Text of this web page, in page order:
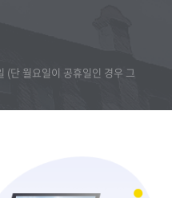
(단 월요일이 공휴일인 경우 그